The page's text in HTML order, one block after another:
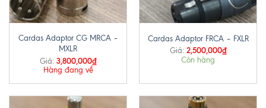
Cardas Adaptor CG MRCA –
MXLR
Giá: 3,800,000₫
Hàng đang về
Cardas Adaptor FRCA – FXLR
Giá: 2,500,000₫
Còn hàng